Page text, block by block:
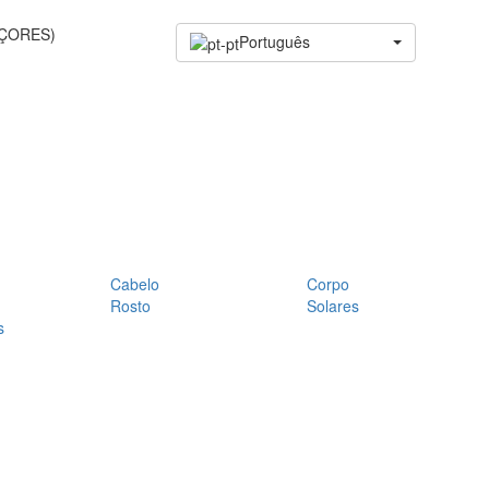
Português
Cabelo
Corpo
Rosto
Solares